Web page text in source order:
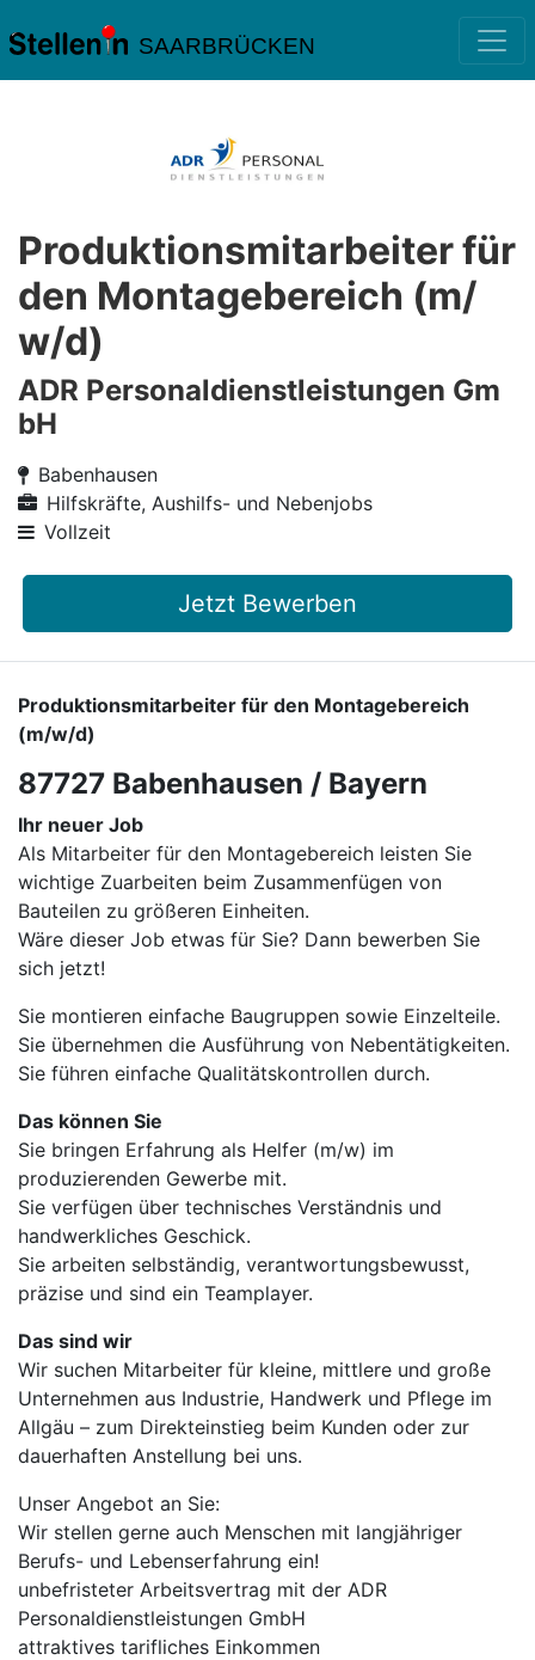
SAARBRÜCKEN
Produktionsmitarbeiter für
den Montagebereich (m/
w/d)
ADR Personaldienstleistungen Gm
bH
Babenhausen
Hilfskräfte, Aushilfs- und Nebenjobs
Vollzeit
Jetzt Bewerben
Produktionsmitarbeiter für den Montagebereich
(m/w/d)
87727 Babenhausen / Bayern
Ihr neuer Job
Als Mitarbeiter für den Montagebereich leisten Sie
wichtige Zuarbeiten beim Zusammenfügen von
Bauteilen zu größeren Einheiten.
Wäre dieser Job etwas für Sie? Dann bewerben Sie
sich jetzt!
Sie montieren einfache Baugruppen sowie Einzelteile.
Sie übernehmen die Ausführung von Nebentätigkeiten.
Sie führen einfache Qualitätskontrollen durch.
Das können Sie
Sie bringen Erfahrung als Helfer (m/w) im
produzierenden Gewerbe mit.
Sie verfügen über technisches Verständnis und
handwerkliches Geschick.
Sie arbeiten selbständig, verantwortungsbewusst,
präzise und sind ein Teamplayer.
Das sind wir
Wir suchen Mitarbeiter für kleine, mittlere und große
Unternehmen aus Industrie, Handwerk und Pflege im
Allgäu – zum Direkteinstieg beim Kunden oder zur
dauerhaften Anstellung bei uns.
Unser Angebot an Sie:
Wir stellen gerne auch Menschen mit langjähriger
Berufs- und Lebenserfahrung ein!
unbefristeter Arbeitsvertrag mit der ADR
Personaldienstleistungen GmbH
attraktives tarifliches Einkommen